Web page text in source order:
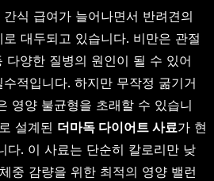
식 급여가 늘어나면서 반려견의
대두되고 있습니다. 비만은 관절
다양한 질병의 원인이 될 수 있어
적입니다. 하지만 무작정 굶기거
영양 불균형을 초래할 수 있습니
설계된 더마독 다이어트 사료가 현
다. 이 사료는 단순히 칼로리만 낮
중 감량을 위한 최적의 영양 밸런